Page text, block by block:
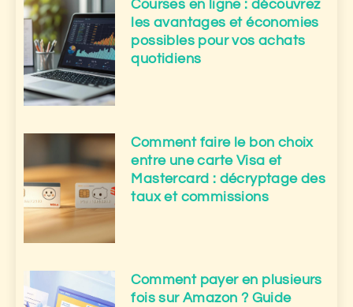
Courses en ligne : découvrez
les avantages et économies
possibles pour vos achats
quotidiens
Comment faire le bon choix
entre une carte Visa et
Mastercard : décryptage des
taux et commissions
Comment payer en plusieurs
fois sur Amazon ? Guide